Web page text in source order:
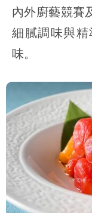
內外廚藝競賽
細膩調味與
味。